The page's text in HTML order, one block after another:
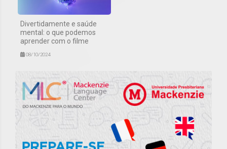
Divertidamente e saúde
mental: o que podemos
aprender com o filme
08/10/2024